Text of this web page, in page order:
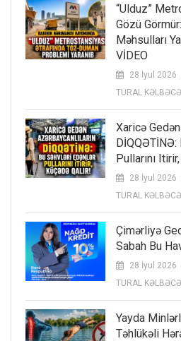
“Ulduz”
Gözü
Məhsulları
VİDEO
28 İyul 2026
TURAL
Xaricə
DİQQƏTİNƏ:
Pullarını
28 İyul 2026
TURAL
Çimərliyə
Sabah Bu
28 İyul 2026
TURAL
Yayda
Təhlükəli